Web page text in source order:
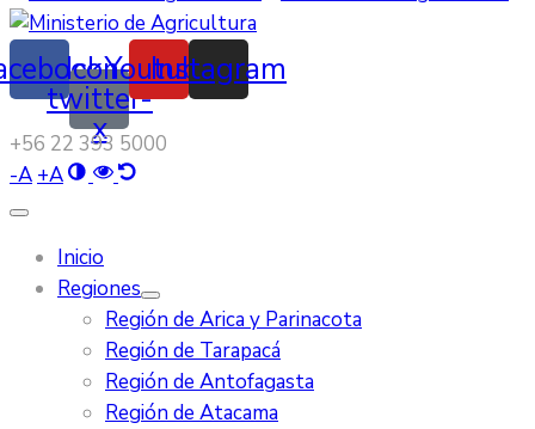
Icon-
twitter-
x
Youtube
Instagram
‭+56 22 393 5000‬
-A +A
Inicio
Regiones
Región de Arica y Parinacota
Región de Tarapacá
Región de Antofagasta
Región de Atacama